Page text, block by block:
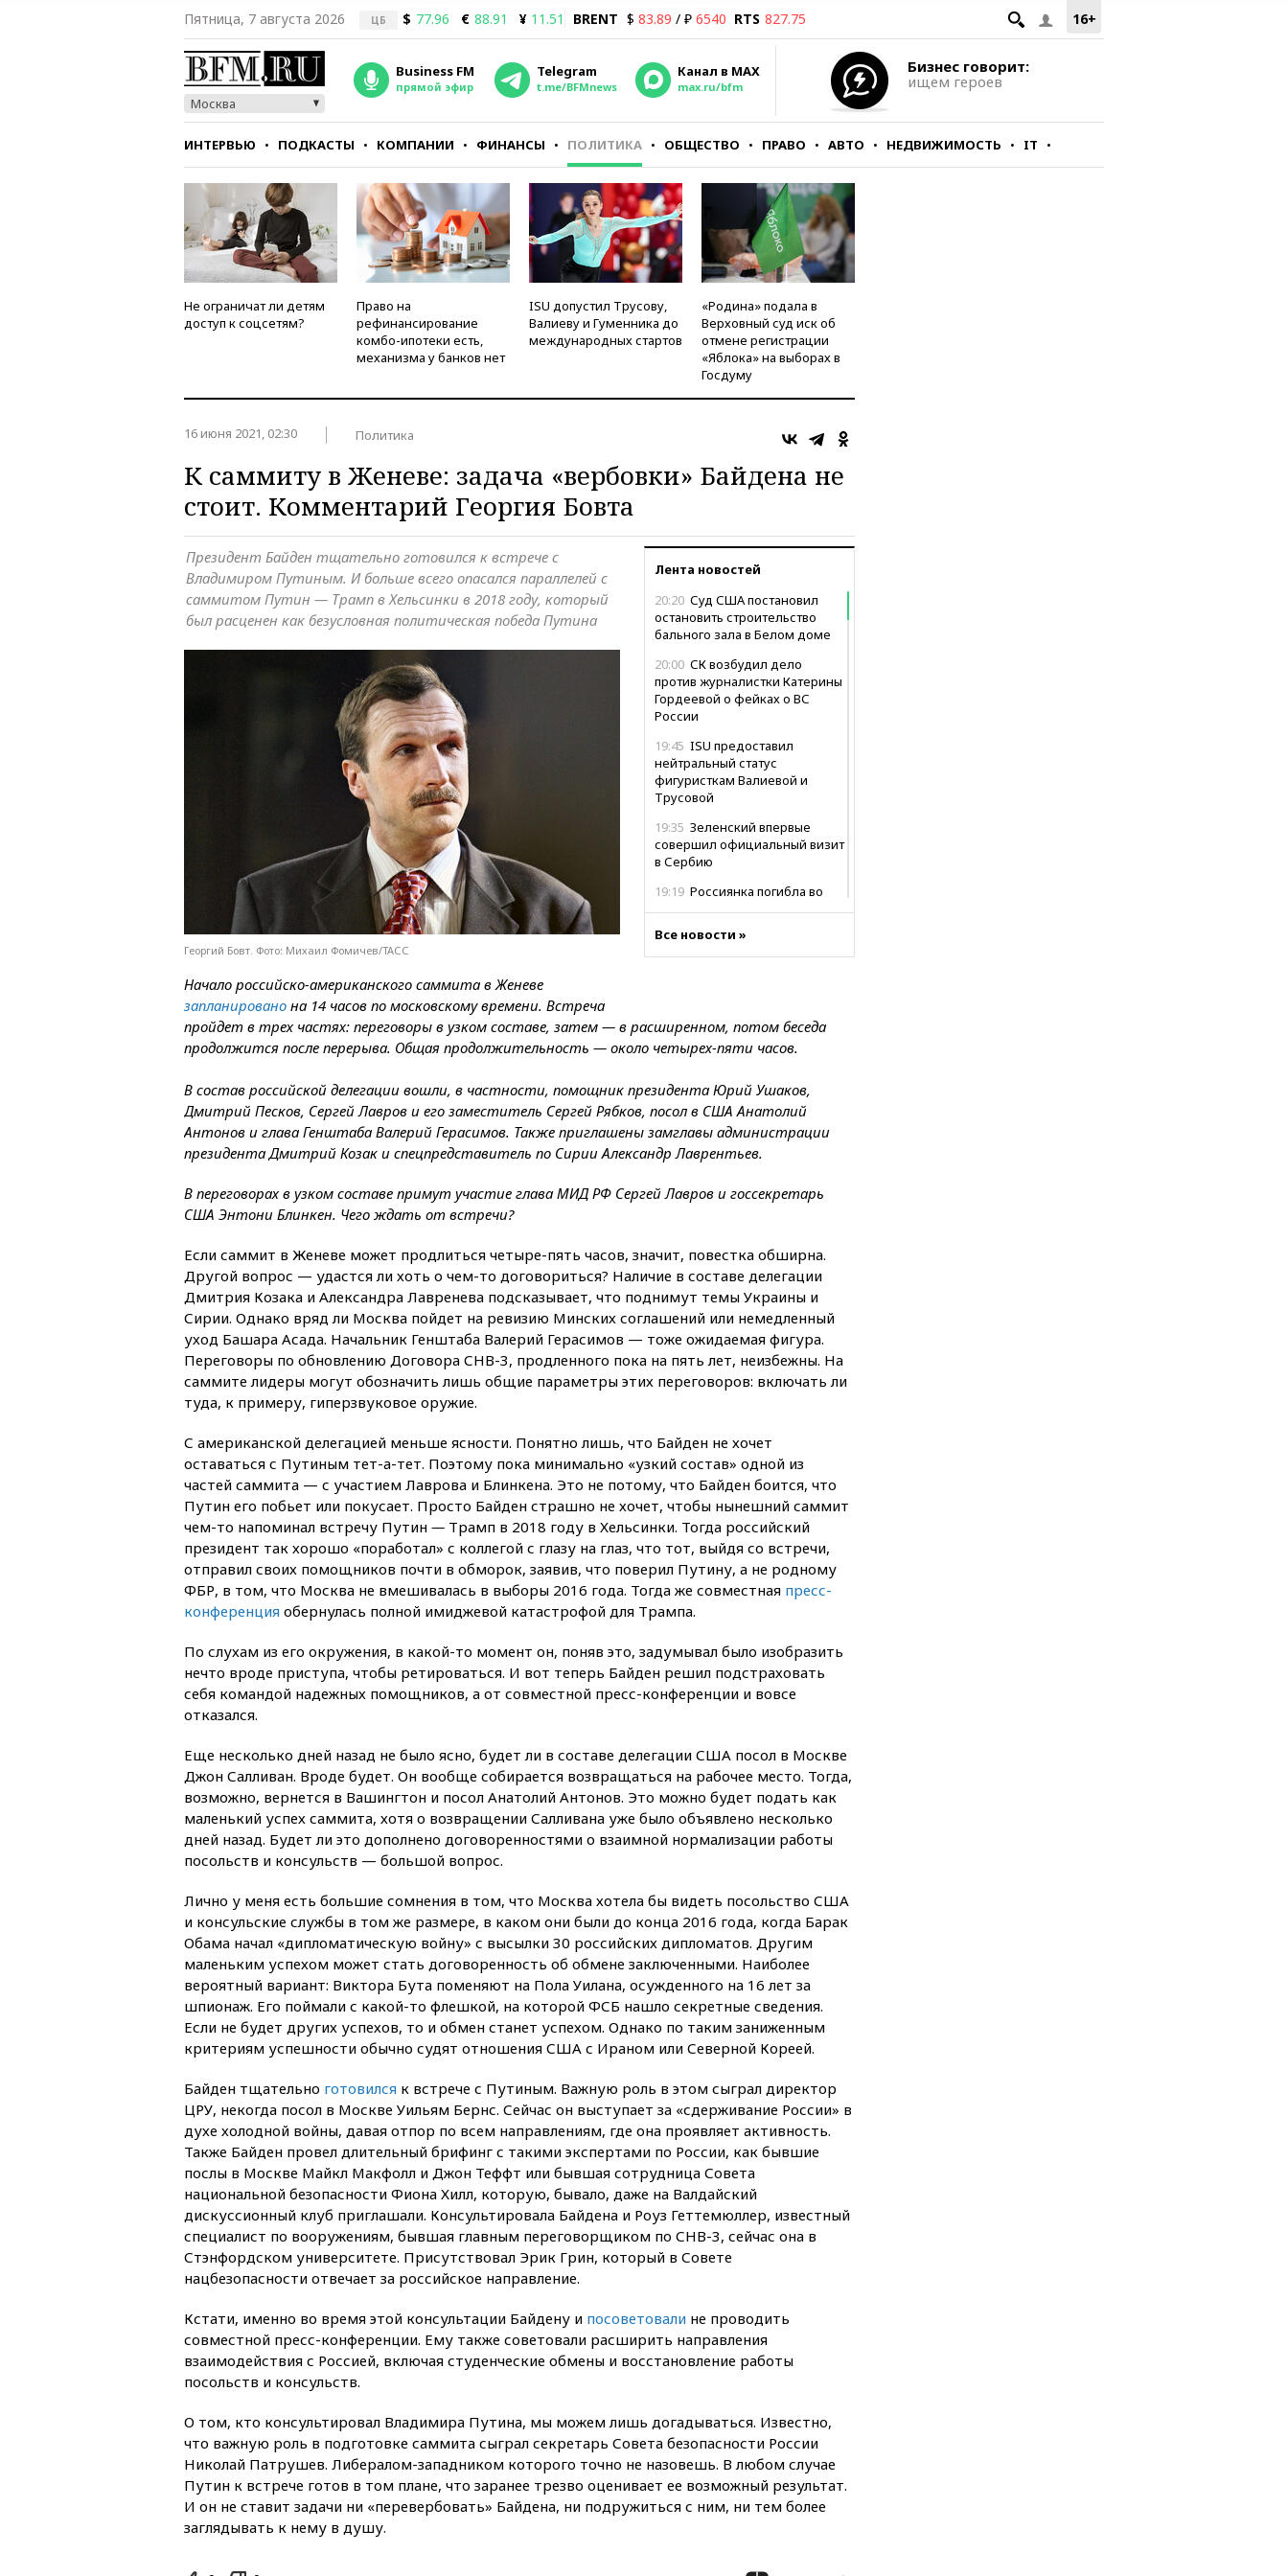
16+
Пятница, 7 августа 2026 ЦБ $ 77.96 € 88.91 ¥ 11.51 BRENT $ 83.89 / ₽ 6540 RTS 827.75
Москва
Business FM
прямой эфир
Telegram
t.me/BFMnews
Канал в MAX
max.ru/bfm
Бизнес говорит:
ищем героев
ИНТЕРВЬЮ ПОДКАСТЫ КОМПАНИИ ФИНАНСЫ ПОЛИТИКА ОБЩЕСТВО ПРАВО АВТО НЕДВИЖИМОСТЬ IT
СТИЛЬ ТЕСТЫ
Не ограничат ли детям
доступ к соцсетям?
Право на
рефинансирование
комбо-ипотеки есть,
механизма у банков нет
ISU допустил Трусову,
Валиеву и Гуменника до
международных стартов
«Родина» подала в
Верховный суд иск об
отмене регистрации
«Яблока» на выборах в
Госдуму
16 июня 2021, 02:30 Политика
К саммиту в Женеве: задача «вербовки» Байдена не
стоит. Комментарий Георгия Бовта
Лента новостей
20:20 Суд США постановил
остановить строительство
бального зала в Белом доме
20:00 СК возбудил дело
против журналистки Катерины
Гордеевой о фейках о ВС
России
19:45 ISU предоставил
нейтральный статус
фигуристкам Валиевой и
Трусовой
19:35 Зеленский впервые
совершил официальный визит
в Сербию
19:19 Россиянка погибла во
19:00 Открытое горение на
складе в Брянске
об ударах по двум украинским
сухогрузам в Черном море
абсолютными чемпионами на
олимпиаде по ИИ
18:39Два человека погибли в
результате удара ВСУ по
многоэтажке в Керчи
18:25Беспилотник атаковал
18:18 Товарооборот Китая и
России вырос в этом году
более чем на четверть
17:55Мужчина получил
ранения при атаке дрона на
Белгородскую область
17:48Bloomberg:
наличие трещин
17:35 В Казани пятилетний
ребенок погиб при падении из
окна 10-го этажа
17:17
Bloomberg:
киберкомандование США
расследует серию
самоубийств своих служащих
17:00Сняты ограничения на
Геленджика
16:50В Братиславе загорелся
крупнейший НПЗ Slovnaft
Журавлеву
Мельникова и еще
шесть гимнастов сборной
России не получили визы на
ЧЕ
перекрывали второй раз за
день
16:00 Создатели пирамиды
АФК «Наследие» получили от
шести до 12 лет колонии
15:45Верховный суд 10
августа рассмотрит иск о
снятии «Яблока» с выборов
пострадали при пожаре на
складе с красками в Брянске
15:15
«Аэрофлот» с 1 октября
возобновит ежедневные
рейсы в Абу-Даби
14:52 Турция, Саудовская
Аравия и Пакистан
объединились в военный
альянс
по делу о пропаганде ЛГБТ
14:34 Минпромторг не
намерен сокращать перечень
14:14
Роспотребнадзор
одобрил открытие сезона на
105 пляжах в Анапе
14:09 Глава Тувы включил
сенатора Нарусову в список
Все новости »
Президент Байден тщательно готовился к встрече с
Владимиром Путиным. И больше всего опасался параллелей с
саммитом Путин — Трамп в Хельсинки в 2018 году, который
был расценен как безусловная политическая победа Путина
Георгий Бовт. Фото: Михаил Фомичев/ТАСС
Начало российско-американского саммита в Женеве
запланировано на 14 часов по московскому времени. Встреча
пройдет в трех частях: переговоры в узком составе, затем — в расширенном, потом беседа
продолжится после перерыва. Общая продолжительность — около четырех-пяти часов.
В состав российской делегации вошли, в частности, помощник президента Юрий Ушаков,
Дмитрий Песков, Сергей Лавров и его заместитель Сергей Рябков, посол в США Анатолий
Антонов и глава Генштаба Валерий Герасимов. Также приглашены замглавы администрации
президента Дмитрий Козак и спецпредставитель по Сирии Александр Лаврентьев.
В переговорах в узком составе примут участие глава МИД РФ Сергей Лавров и госсекретарь
США Энтони Блинкен. Чего ждать от встречи?
Если саммит в Женеве может продлиться четыре-пять часов, значит, повестка обширна.
Другой вопрос — удастся ли хоть о чем-то договориться? Наличие в составе делегации
Дмитрия Козака и Александра Лавренева подсказывает, что поднимут темы Украины и
Сирии. Однако вряд ли Москва пойдет на ревизию Минских соглашений или немедленный
уход Башара Асада. Начальник Генштаба Валерий Герасимов — тоже ожидаемая фигура.
Переговоры по обновлению Договора СНВ-3, продленного пока на пять лет, неизбежны. На
саммите лидеры могут обозначить лишь общие параметры этих переговоров: включать ли
туда, к примеру, гиперзвуковое оружие.
С американской делегацией меньше ясности. Понятно лишь, что Байден не хочет
оставаться с Путиным тет-а-тет. Поэтому пока минимально «узкий состав» одной из
частей саммита — с участием Лаврова и Блинкена. Это не потому, что Байден боится, что
Путин его побьет или покусает. Просто Байден страшно не хочет, чтобы нынешний саммит
чем-то напоминал встречу Путин — Трамп в 2018 году в Хельсинки. Тогда российский
президент так хорошо «поработал» с коллегой с глазу на глаз, что тот, выйдя со встречи,
отправил своих помощников почти в обморок, заявив, что поверил Путину, а не родному
ФБР, в том, что Москва не вмешивалась в выборы 2016 года. Тогда же совместная пресс-
конференция обернулась полной имиджевой катастрофой для Трампа.
По слухам из его окружения, в какой-то момент он, поняв это, задумывал было изобразить
нечто вроде приступа, чтобы ретироваться. И вот теперь Байден решил подстраховать
себя командой надежных помощников, а от совместной пресс-конференции и вовсе
отказался.
Еще несколько дней назад не было ясно, будет ли в составе делегации США посол в Москве
Джон Салливан. Вроде будет. Он вообще собирается возвращаться на рабочее место. Тогда,
возможно, вернется в Вашингтон и посол Анатолий Антонов. Это можно будет подать как
маленький успех саммита, хотя о возвращении Салливана уже было объявлено несколько
дней назад. Будет ли это дополнено договоренностями о взаимной нормализации работы
посольств и консульств — большой вопрос.
Лично у меня есть большие сомнения в том, что Москва хотела бы видеть посольство США
и консульские службы в том же размере, в каком они были до конца 2016 года, когда Барак
Обама начал «дипломатическую войну» с высылки 30 российских дипломатов. Другим
маленьким успехом может стать договоренность об обмене заключенными. Наиболее
вероятный вариант: Виктора Бута поменяют на Пола Уилана, осужденного на 16 лет за
шпионаж. Его поймали с какой-то флешкой, на которой ФСБ нашло секретные сведения.
Если не будет других успехов, то и обмен станет успехом. Однако по таким заниженным
критериям успешности обычно судят отношения США с Ираном или Северной Кореей.
Байден тщательно готовился к встрече с Путиным. Важную роль в этом сыграл директор
ЦРУ, некогда посол в Москве Уильям Бернс. Сейчас он выступает за «сдерживание России» в
духе холодной войны, давая отпор по всем направлениям, где она проявляет активность.
Также Байден провел длительный брифинг с такими экспертами по России, как бывшие
послы в Москве Майкл Макфолл и Джон Теффт или бывшая сотрудница Совета
национальной безопасности Фиона Хилл, которую, бывало, даже на Валдайский
дискуссионный клуб приглашали. Консультировала Байдена и Роуз Геттемюллер, известный
специалист по вооружениям, бывшая главным переговорщиком по СНВ-3, сейчас она в
Стэнфордском университете. Присутствовал Эрик Грин, который в Совете
нацбезопасности отвечает за российское направление.
Кстати, именно во время этой консультации Байдену и посоветовали не проводить
совместной пресс-конференции. Ему также советовали расширить направления
взаимодействия с Россией, включая студенческие обмены и восстановление работы
посольств и консульств.
О том, кто консультировал Владимира Путина, мы можем лишь догадываться. Известно,
что важную роль в подготовке саммита сыграл секретарь Совета безопасности России
Николай Патрушев. Либералом-западником которого точно не назовешь. В любом случае
Путин к встрече готов в том плане, что заранее трезво оценивает ее возможный результат.
И он не ставит задачи ни «перевербовать» Байдена, ни подружиться с ним, ни тем более
заглядывать к нему в душу.